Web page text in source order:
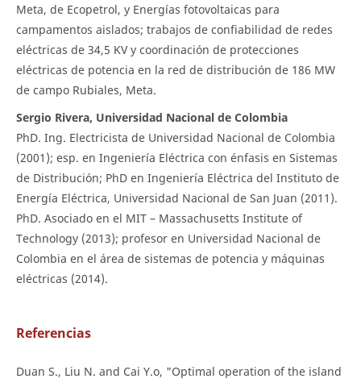
Meta, de Ecopetrol, y Energías fotovoltaicas para
campamentos aislados; trabajos de confiabilidad de redes
eléctricas de 34,5 KV y coordinación de protecciones
eléctricas de potencia en la red de distribución de 186 MW
de campo Rubiales, Meta.
Sergio Rivera, Universidad Nacional de Colombia
PhD. Ing. Electricista de Universidad Nacional de Colombia
(2001); esp. en Ingeniería Eléctrica con énfasis en Sistemas
de Distribución; PhD en Ingeniería Eléctrica del Instituto de
Energía Eléctrica, Universidad Nacional de San Juan (2011).
PhD. Asociado en el MIT – Massachusetts Institute of
Technology (2013); profesor en Universidad Nacional de
Colombia en el área de sistemas de potencia y máquinas
eléctricas (2014).
Referencias
Duan S., Liu N. and Cai Y.o, "Optimal operation of the island